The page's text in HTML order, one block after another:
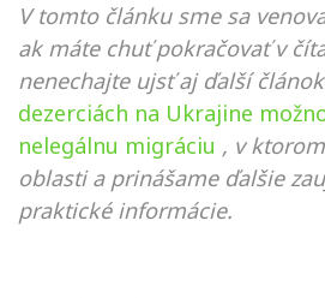
V tomto článku sme sa
ak máte chuť pokračovať v
nenechajte ujsť aj ďalší článok
dezerciách na Ukrajine
nelegálnu migráciu , v
oblasti a prinášame ďalšie
praktické informácie.